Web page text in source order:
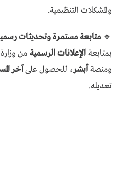
والمشكلات التنظيمية.
🔹متابعة مستمرة وتحديثات
بمتابعةالإعلانات الرسميةمن
ومنصةأبشر، للحصول علىآخر
تعديله.